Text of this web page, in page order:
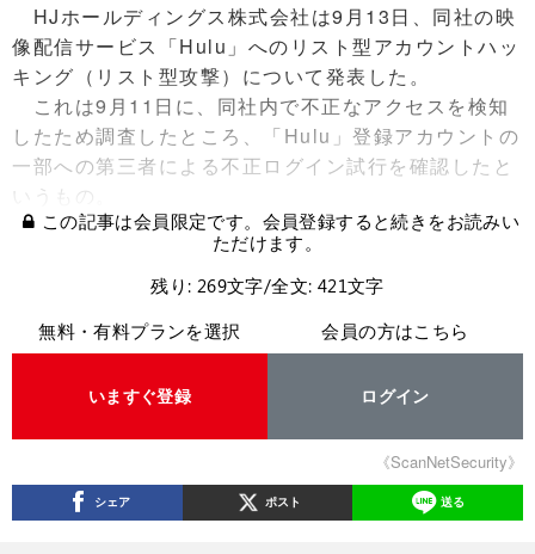
HJホールディングス株式会社は9月13日、同社の映
像配信サービス「Hulu」へのリスト型アカウントハッ
キング（リスト型攻撃）について発表した。
これは9月11日に、同社内で不正なアクセスを検知
したため調査したところ、「Hulu」登録アカウントの
一部への第三者による不正ログイン試行を確認したと
いうもの。
この記事は会員限定です。会員登録すると続きをお読みい
ただけます。
残り: 269文字/全文: 421文字
無料・有料プランを選択
いますぐ登録
会員の方はこちら
ログイン
《ScanNetSecurity》
シェア ポスト 送る